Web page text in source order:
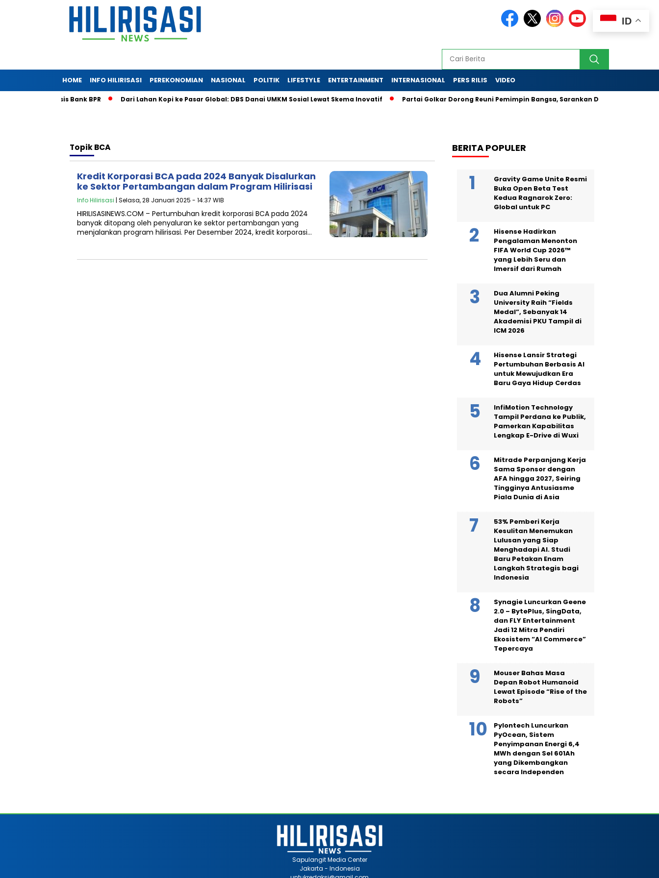
HOME INFO HILIRISASI PEREKONOMIAN NASIONAL POLITIK LIFESTYLE ENTERTAINMENT INTERNASIONAL PERS RILIS VIDEO
Bongkar Krisis Bank BPR Dari Lahan Kopi ke Pasar Global: DBS Danai UMKM Sosial Lewat Skema Inovatif Partai Golkar Dorong Reuni Pemimpin Bangsa, Sarankan Diplomasi Nasi
TopikBCA
Kredit Korporasi BCA pada 2024 Banyak Disalurkan
ke Sektor Pertambangan dalam Program Hilirisasi
Info Hilirisasi | Selasa, 28 Januari 2025 - 14:37 WIB
HIRILISASINEWS.COM – Pertumbuhan kredit korporasi BCA pada 2024
banyak ditopang oleh penyaluran ke sektor pertambangan yang
menjalankan program hilirisasi. Per Desember 2024, kredit korporasi…
BERITA POPULER
Gravity Game Unite Resmi
Buka Open Beta Test
Kedua Ragnarok Zero:
Global untuk PC
Hisense Hadirkan
Pengalaman Menonton
FIFA World Cup 2026™
yang Lebih Seru dan
Imersif dari Rumah
Dua Alumni Peking
University Raih “Fields
Medal”, Sebanyak 14
Akademisi PKU Tampil di
ICM 2026
Hisense Lansir Strategi
Pertumbuhan Berbasis AI
untuk Mewujudkan Era
Baru Gaya Hidup Cerdas
InfiMotion Technology
Tampil Perdana ke Publik,
Pamerkan Kapabilitas
Lengkap E-Drive di Wuxi
Mitrade Perpanjang Kerja
Sama Sponsor dengan
AFA hingga 2027, Seiring
Tingginya Antusiasme
Piala Dunia di Asia
53% Pemberi Kerja
Kesulitan Menemukan
Lulusan yang Siap
Menghadapi AI. Studi
Baru Petakan Enam
Langkah Strategis bagi
Indonesia
Synagie Luncurkan Geene
2.0 – BytePlus, SingData,
dan FLY Entertainment
Jadi 12 Mitra Pendiri
Ekosistem “AI Commerce”
Tepercaya
Mouser Bahas Masa
Depan Robot Humanoid
Lewat Episode “Rise of the
Robots”
Pylontech Luncurkan
PyOcean, Sistem
Penyimpanan Energi 6,4
MWh dengan Sel 601Ah
yang Dikembangkan
secara Independen
ID
Sapulangit Media Center
Jakarta - Indonesia